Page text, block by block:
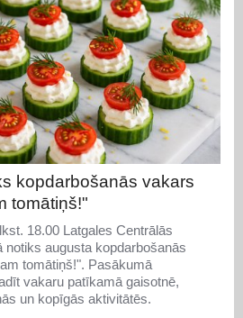
kopdarbošanās vakars
tomātiņš!"
18.00 Latgales Centrālās
notiks augusta kopdarbošanās
tomātiņš!". Pasākumā
vakaru patīkamā gaisotnē,
un kopīgās aktivitātēs.